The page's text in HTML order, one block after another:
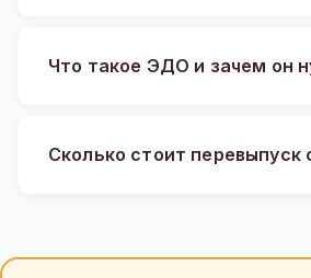
Что такое ЭДО и зачем он
Сколько стоит перевыпуск